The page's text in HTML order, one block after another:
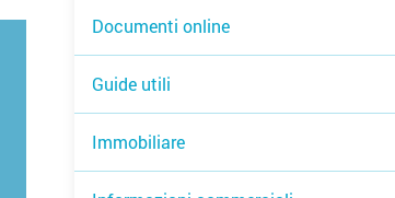
Documenti online
Guide utili
Immobiliare